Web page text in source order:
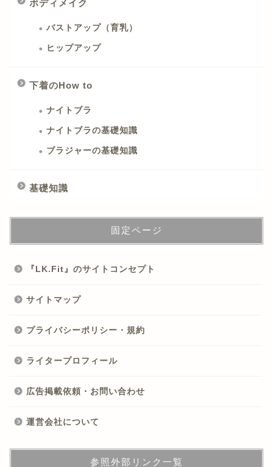
ボディメイク
バストアップ（育乳）
ヒップアップ
下着のHow to
ナイトブラ
ナイトブラの基礎知識
ブラジャーの基礎知識
基礎知識
固定ページ
『LK.Fit』のサイトコンセプト
サイトマップ
プライバシーポリシー・規約
ライタープロフィール
広告掲載依頼・お問い合わせ
運営会社について
参照外部リンク一覧